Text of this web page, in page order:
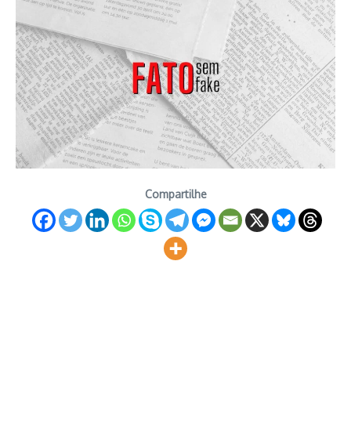
Compartilhe